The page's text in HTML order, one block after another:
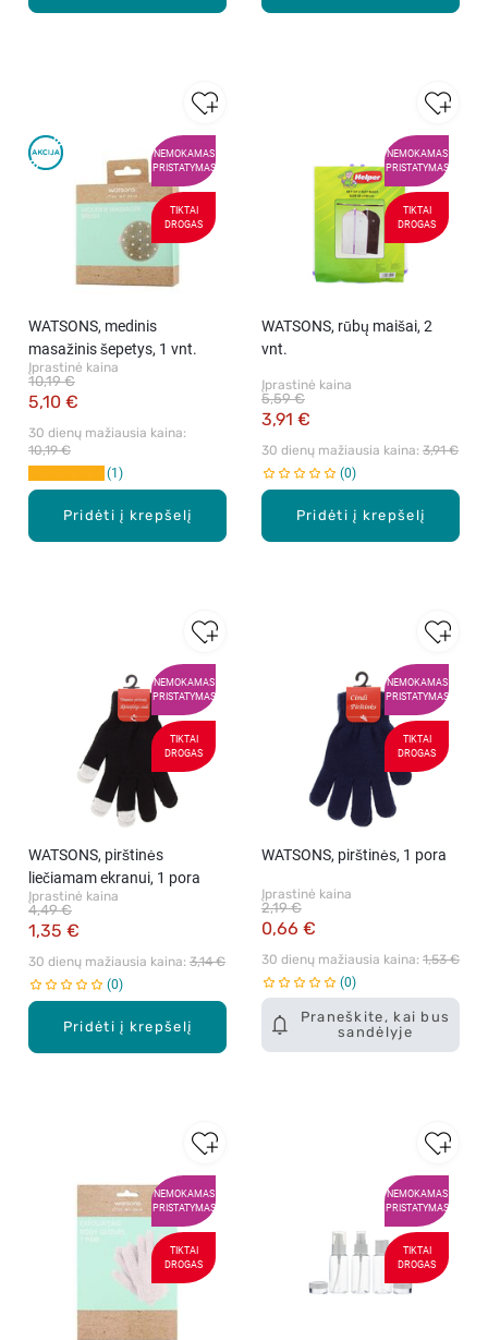
NEMOKAMAS
PRISTATYMAS
TIKTAI
DROGAS
Pridėti į krepšelį
WATSONS, medinis
masažinis šepetys, 1 vnt.
Įprastinė kaina
5,10 €
10,19 €
30 dienų mažiausia kaina:
10,19 €
1
NEMOKAMAS
PRISTATYMAS
TIKTAI
DROGAS
Pridėti į krepšelį
WATSONS, rūbų maišai, 2
vnt.
Įprastinė kaina
3,91 €
5,59 €
30 dienų mažiausia kaina: 3,91 €
0
NEMOKAMAS
PRISTATYMAS
TIKTAI
DROGAS
Pridėti į krepšelį
WATSONS, pirštinės
liečiamam ekranui, 1 pora
Įprastinė kaina
1,35 €
4,49 €
30 dienų mažiausia kaina: 3,14 €
0
NEMOKAMAS
PRISTATYMAS
TIKTAI
DROGAS
Praneškite, kai bus
sandėlyje
WATSONS, pirštinės, 1 pora
Įprastinė kaina
0,66 €
2,19 €
30 dienų mažiausia kaina: 1,53 €
0
NEMOKAMAS
PRISTATYMAS
TIKTAI
DROGAS
NEMOKAMAS
PRISTATYMAS
TIKTAI
DROGAS